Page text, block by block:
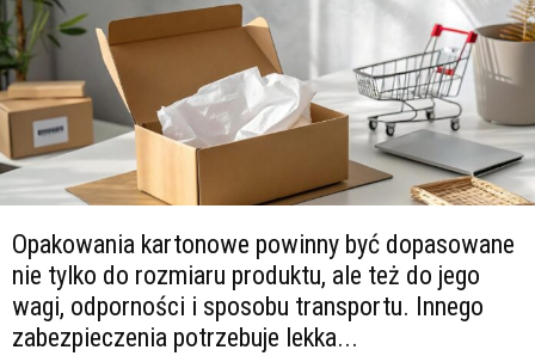
Opakowania kartonowe powinny być dopasowane
nie tylko do rozmiaru produktu, ale też do jego
wagi, odporności i sposobu transportu. Innego
zabezpieczenia potrzebuje lekka...